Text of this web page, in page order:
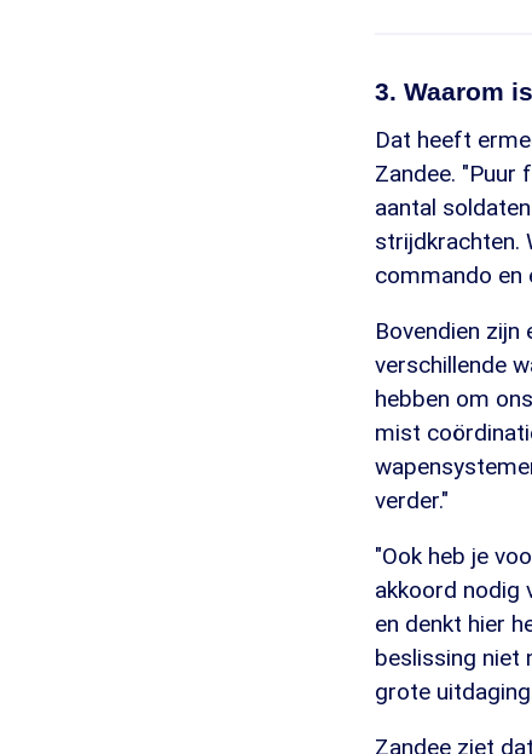
3. Waarom
Dat heeft
Zandee. "Puur
aantal
strijdkrachten.
commando en
Bovendien zijn
verschillende
hebben om
mist
verder."
"Ook heb je
akkoord nodig
en denkt hier
beslissing niet
grote
Zandee ziet